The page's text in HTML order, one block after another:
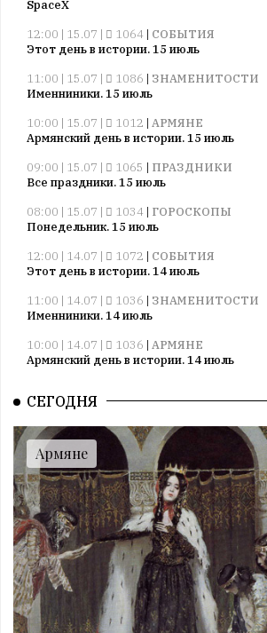
SpaceX
12:00 | 15.07 |
1064 | СОБЫТИЯ
Этот день в истории. 15 июль
11:00 | 15.07 |
1086 | ЗНАМЕНИТОСТИ
Именниники. 15 июль
10:00 | 15.07 |
1012 | АРМЯНЕ
Армянский день в истории. 15 июль
09:00 | 15.07 |
1065 | ПРАЗДНИКИ
Все праздники. 15 июль
08:00 | 15.07 |
1034 | ГОРОСКОПЫ
Понедельник. 15 июль
12:00 | 14.07 |
1072 | СОБЫТИЯ
Этот день в истории. 14 июль
11:00 | 14.07 |
1036 | ЗНАМЕНИТОСТИ
Именниники. 14 июль
10:00 | 14.07 |
1036 | АРМЯНЕ
Армянский день в истории. 14 июль
Все праздники. 14 июль
08:00 | 14.07 |
1055|ГОРОСКОПЫ
Воскресенье. 14 июль
09:00 | 13.07 | 1006|ПРАЗДНИКИ
Все праздники. 13 июль
08:00 | 13.07 | 1004|ГОРОСКОПЫ
Суббота. 13 июль
12:00 | 12.07 |
1032|СОБЫТИЯ
Этот день в истории. 12 июль
11:00 | 12.07 |
1018|ЗНАМЕНИТОСТИ
Именниники. 12 июль
СЕГОДНЯ
Армяне